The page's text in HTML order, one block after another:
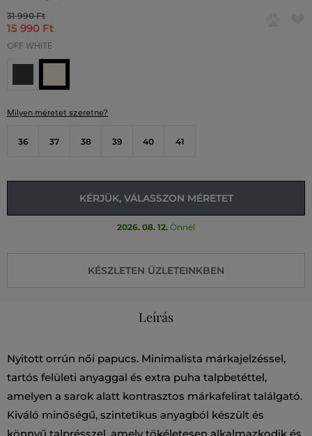
31 990 Ft
15 990 Ft
OFF WHITE
Milyen méretet szeretne?
36 37 38 39 40 41
KÉRJÜK, VÁLASSZON MÉRETET
2026. 08. 12. Önnél
KÉSZLETEN ÜZLETEINKBEN
Leírás
Nyitott orrún női papucs. Minimalista márkajelzéssel,
tartós felületi anyaggal és extra puha talpbetéttel,
amelyen a sarok alatt kontrasztos márkafelirat találgató.
Kiváló minőségű, szintetikus anyagból készült és